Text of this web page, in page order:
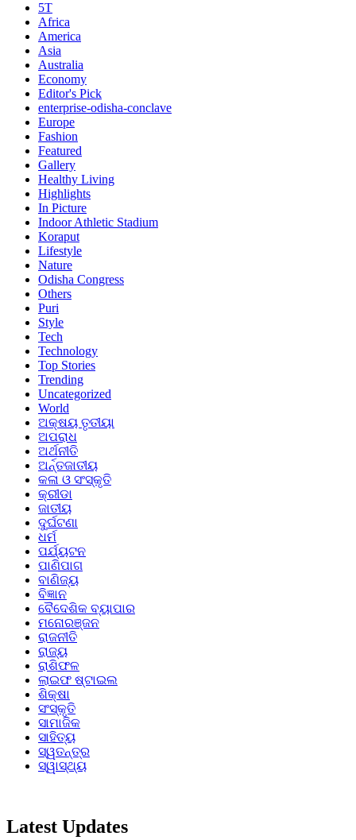
5T
Africa
America
Asia
Australia
Economy
Editor's Pick
enterprise-odisha-conclave
Europe
Fashion
Featured
Gallery
Healthy Living
Highlights
In Picture
Indoor Athletic Stadium
Koraput
Lifestyle
Nature
Odisha Congress
Others
Puri
Style
Tech
Technology
Top Stories
Trending
Uncategorized
World
ଅକ୍ଷୟ ତୃତୀୟା
ଅପରାଧ
ଅର୍ଥନୀତି
ଅର୍ନ୍ତଜାତୀୟ
କଳା ଓ ସଂସ୍କୃତି
କ୍ରୀଡା
ଜାତୀୟ
ଦୁର୍ଘଟଣା
ଧର୍ମ
ପର୍ଯ୍ୟଟନ
ପାଣିପାଗ
ବାଣିଜ୍ୟ
ବିଜ୍ଞାନ
ବୈଦେଶିକ ବ୍ୟାପାର
ମନୋରଞ୍ଜନ
ରାଜନୀତି
ରାଜ୍ୟ
ରାଶିଫଳ
ଲାଇଫ ଷ୍ଟାଇଲ
ଶିକ୍ଷା
ସଂସ୍କୃତି
ସାମାଜିକ
ସାହିତ୍ୟ
ସ୍ୱତନ୍ତ୍ର
ସ୍ୱାସ୍ଥ୍ୟ
Latest Updates